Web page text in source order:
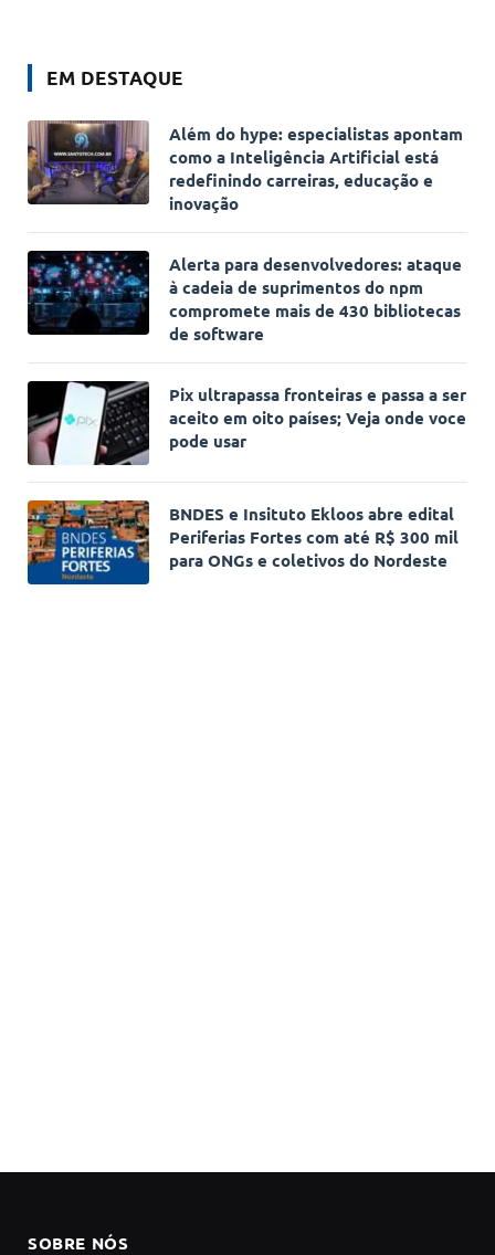
EM DESTAQUE
Além do hype: especialistas apontam
como a Inteligência Artificial está
redefinindo carreiras, educação e
inovação
Alerta para desenvolvedores: ataque
à cadeia de suprimentos do npm
compromete mais de 430 bibliotecas
de software
Pix ultrapassa fronteiras e passa a ser
aceito em oito países; Veja onde voce
pode usar
BNDES e Insituto Ekloos abre edital
Periferias Fortes com até R$ 300 mil
para ONGs e coletivos do Nordeste
SOBRE NÓS